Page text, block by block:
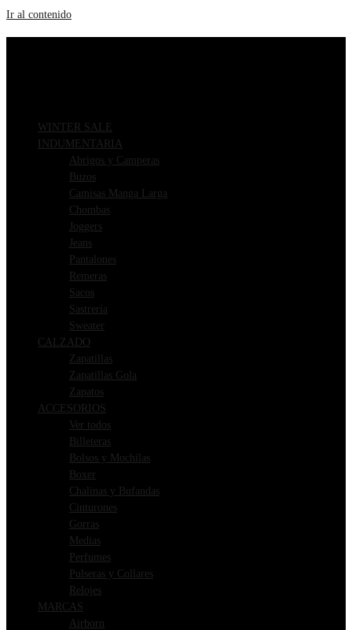
Ir al contenido
WINTER SALE
INDUMENTARIA
Abrigos y Camperas
Buzos
Camisas Manga Larga
Chombas
Joggers
Jeans
Pantalones
Remeras
Sacos
Sastrería
Sweater
CALZADO
Zapatillas
Zapatillas Gola
Zapatos
ACCESORIOS
Ver todos
Billeteras
Bolsos y Mochilas
Boxer
Chalinas y Bufandas
Cinturones
Gorras
Medias
Perfumes
Pulseras y Collares
Relojes
MARCAS
Airborn